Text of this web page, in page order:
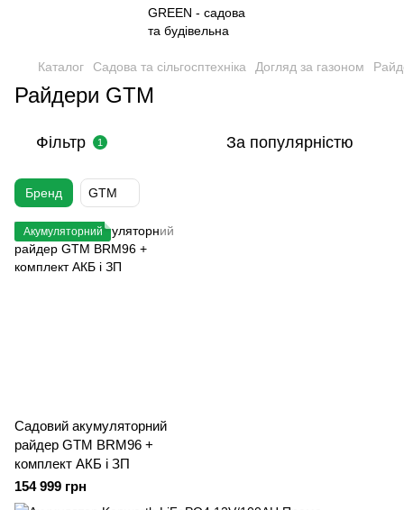
Каталог Садова та сільгосптехніка Догляд за газоном
Райдери GTM
Фільтр 1 За популярністю
Бренд GTM
Акумуляторний
Садовий акумуляторний
райдер GTM BRM96 +
комплект АКБ і ЗП
154 999 грн